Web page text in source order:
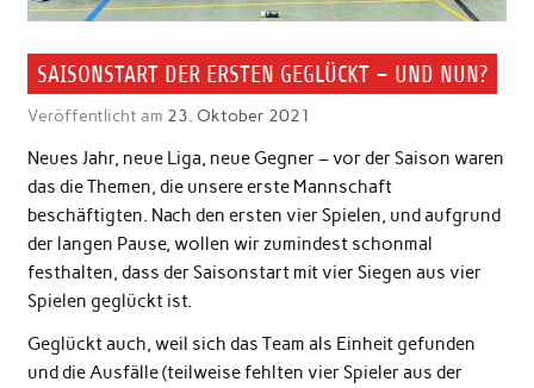
SAISONSTART DER ERSTEN GEGLÜCKT – UND NUN?
Veröffentlicht am 23. Oktober 2021
Neues Jahr, neue Liga, neue Gegner – vor der Saison waren
das die Themen, die unsere erste Mannschaft
beschäftigten. Nach den ersten vier Spielen, und aufgrund
der langen Pause, wollen wir zumindest schonmal
festhalten, dass der Saisonstart mit vier Siegen aus vier
Spielen geglückt ist.
Geglückt auch, weil sich das Team als Einheit gefunden
und die Ausfälle (teilweise fehlten vier Spieler aus der